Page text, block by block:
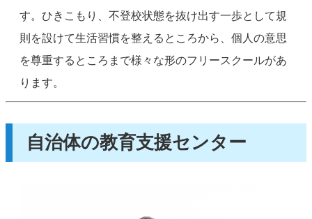
す。ひきこもり、不登校状態を抜け出す一歩として規
則を設けて生活習慣を整えるところから、個人の意思
を尊重するところまで様々な形のフリースクールがあ
ります。
自治体の教育支援センター